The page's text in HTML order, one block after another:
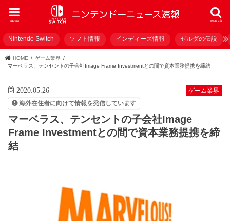
search
menu
Nintendo Switch ソフト情報 インディーズ情報 ゼルダの伝説
HOME
ゲーム業界
マーベラス、テンセントの子会社Image Frame Investmentとの間で資本業務提携を締結
ゲーム業界
2020.05.26
海外在住者に向けて情報を発信しています
マーベラス、テンセントの子会社Image
Frame Investmentとの間で資本業務提携を締
結